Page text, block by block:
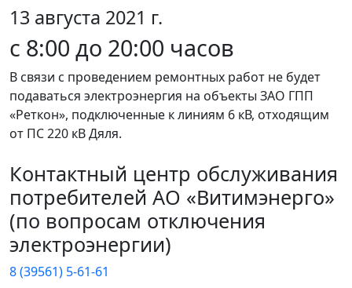
13 августа 2021 г.
с 8:00 до 20:00 часов
В связи с проведением ремонтных работ не будет
подаваться электроэнергия на объекты ЗАО ГПП
«Реткон», подключенные к линиям 6 кВ, отходящим
от ПС 220 кВ Дяля.
Контактный центр обслуживания
потребителей АО «Витимэнерго»
(по вопросам отключения
электроэнергии)
8 (39561) 5-61-61